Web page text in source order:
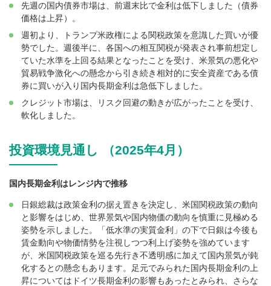
先週の国内債券市場は、前週末比で金利は低下しました（債券
価格は上昇）。
週初より、トランプ米政権による関税政策を意識した買いが優
勢でした。週後半に、各国への相互関税が発表され事前想定し
ていた水準を上回る結果となったことを受け、米景気の悪化や
貿易戦争激化への懸念から引き続き相対的に安全資産である債
券に買いが入り国内長期金利は急低下しました。
クレジット市場は、リスク回避の動きが広がったことを受け、
軟化しました。
投資環境見通し （2025年4月）
国内長期金利はレンジ内で推移
日銀総裁は政策金利の据え置きを決定し、米国関税政策の動向
と影響をはじめ、世界景気や国内物価の動向を慎重に見極める
姿勢を示しました。「低水準の実質金利」の下で日銀は今後も
賃金動向や物価情勢を注視しつつ利上げ姿勢を強めています
が、米国関税政策を巡る先行き不透明感に加えて国内景気が鈍
化するとの懸念もあります。足元でみられた国内長期金利の上
昇についてはドイツ長期金利の影響もあったとみられ、さらな